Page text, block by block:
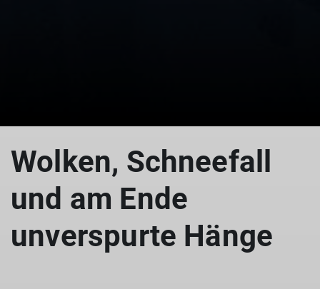
Wolken, Schneefall
und am Ende
unverspurte Hänge